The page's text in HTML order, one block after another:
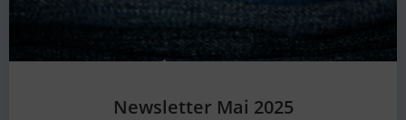
Newsletter Mai 2025